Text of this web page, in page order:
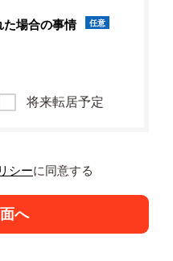
た場合の事情 任意
将来転居予定
シーに同意する
へ